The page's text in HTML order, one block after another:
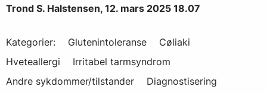
Trond S. Halstensen, 12. mars 2025 18.07
Kategorier: Glutenintoleranse
Cøliaki
Hveteallergi
Irritabel tarmsyndrom
Andre sykdommer/tilstander
Diagnostisering